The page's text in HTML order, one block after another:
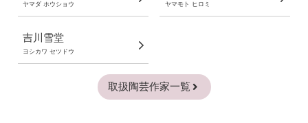
ヤマダ ホウショウ ヤマモト ヒロミ
吉川雪堂
ヨシカワ セツドウ
取扱陶芸作家一覧